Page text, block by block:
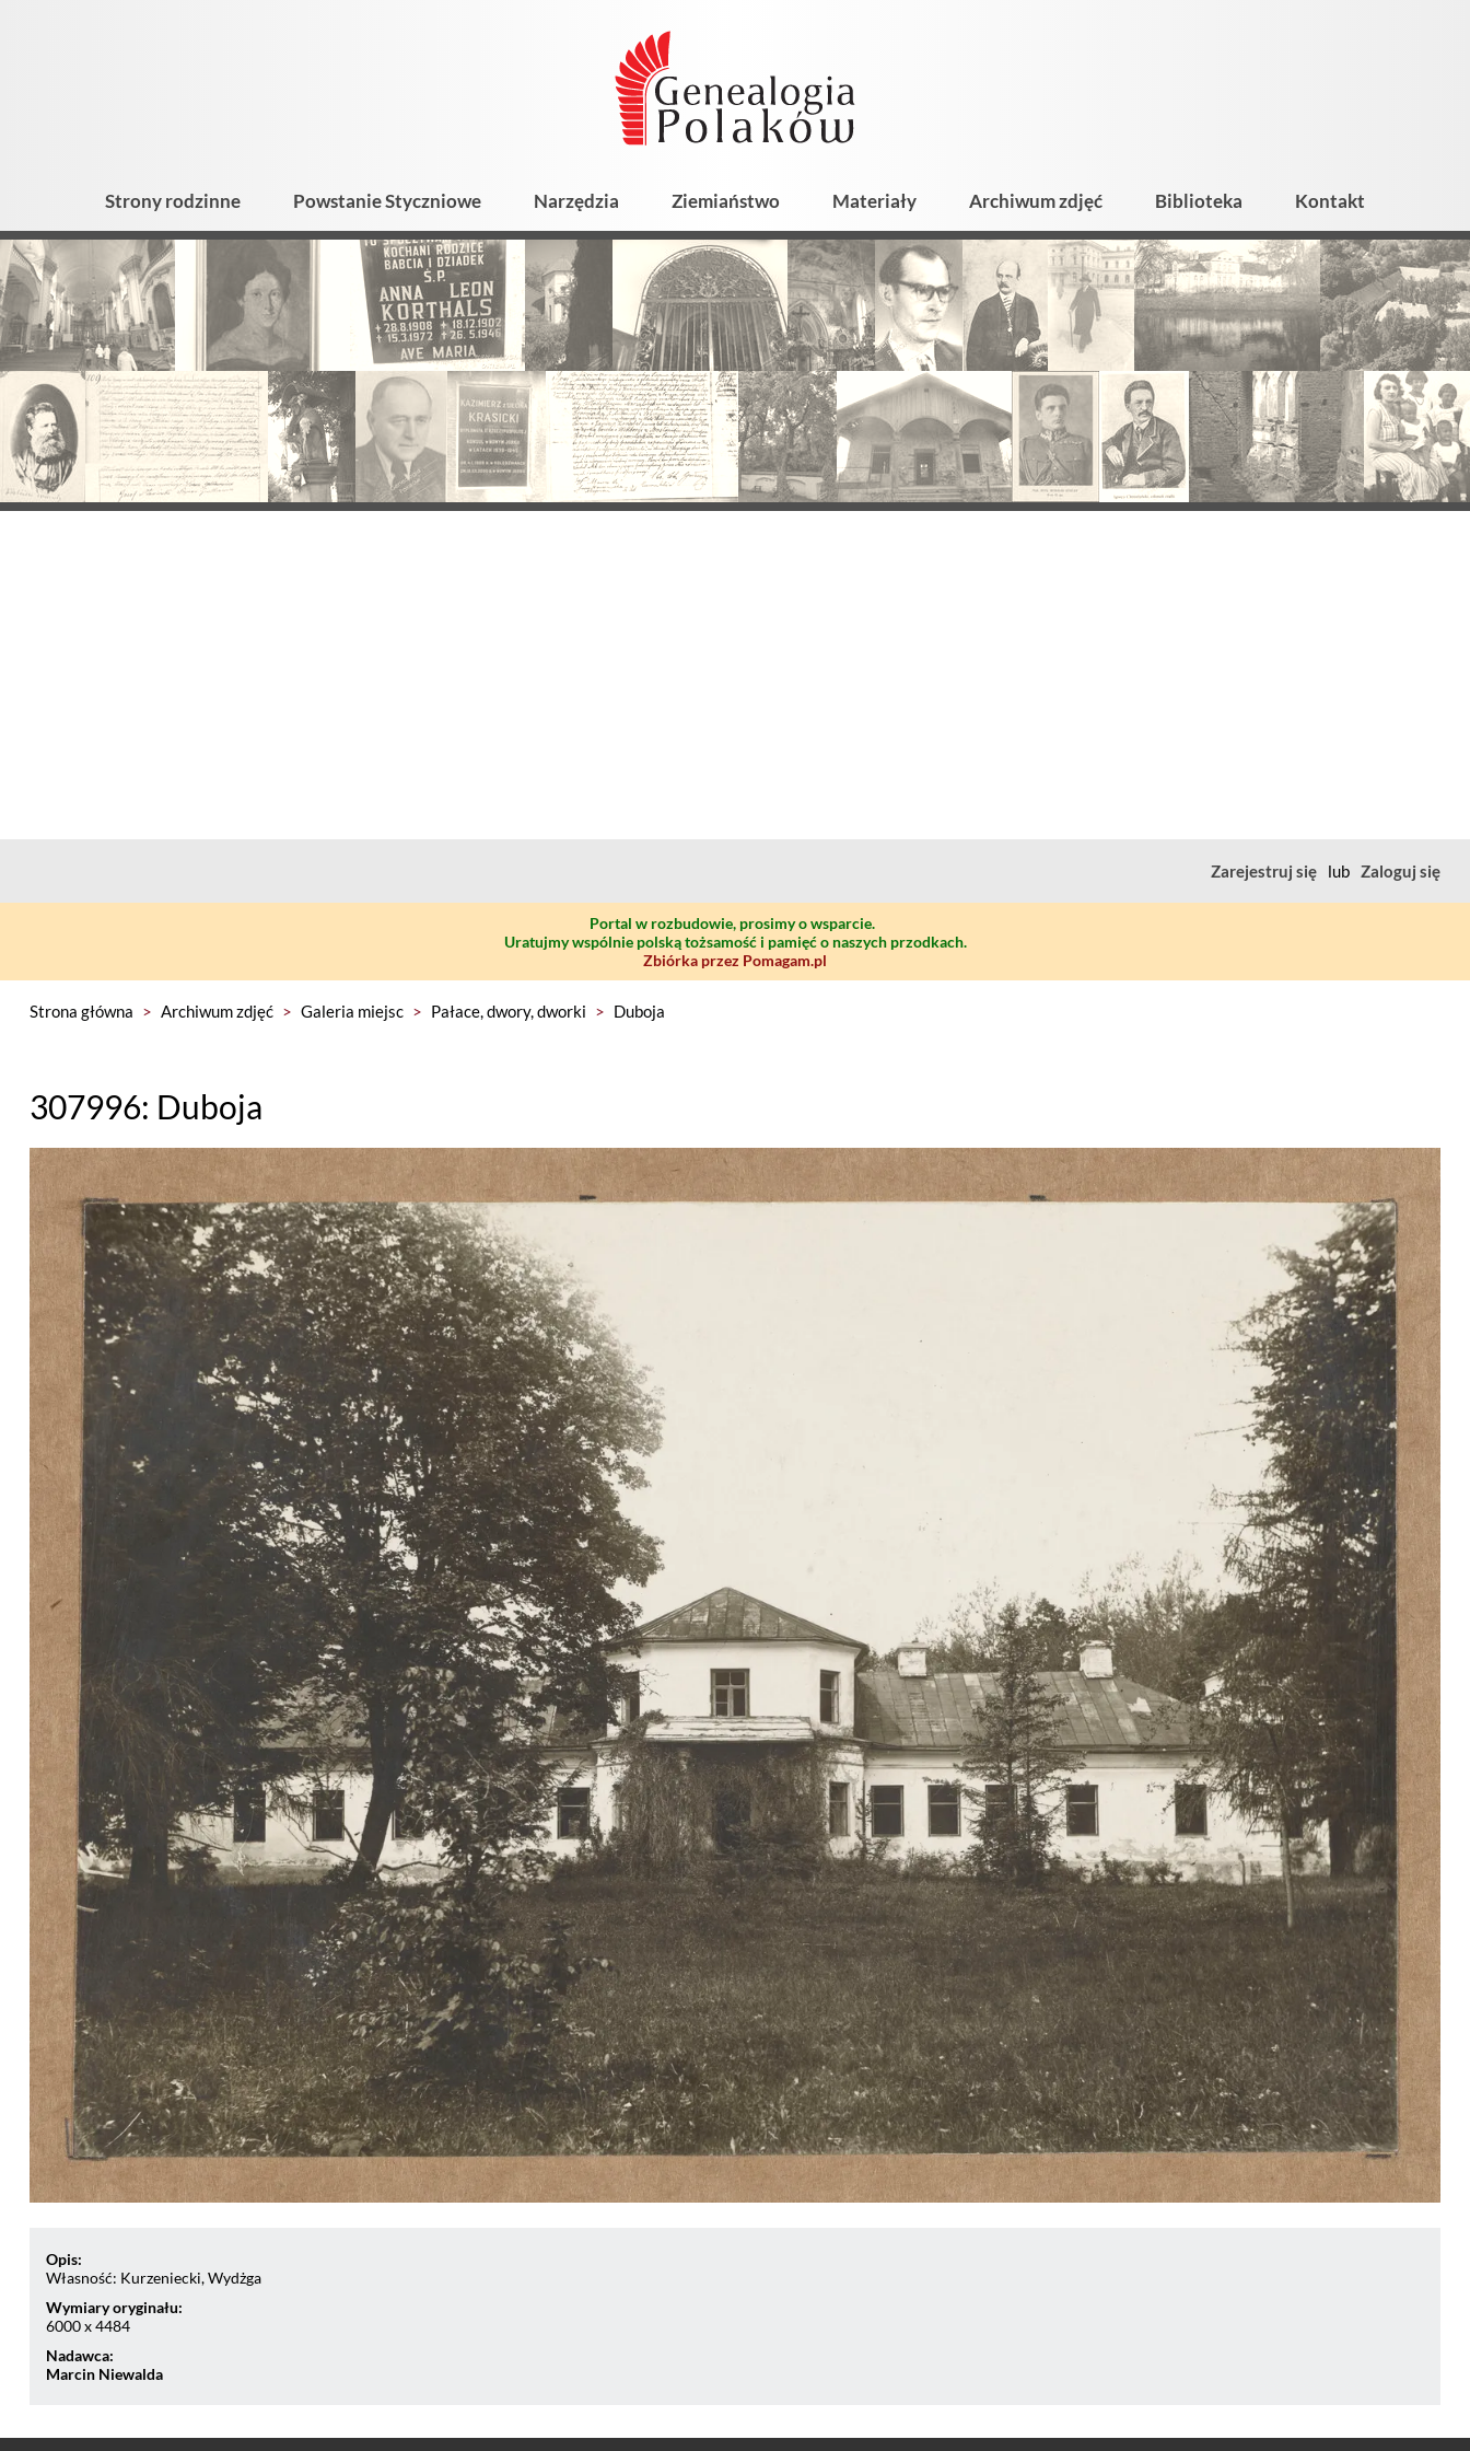
Strony rodzinne Powstanie Styczniowe Narzędzia Ziemiaństwo Materiały Archiwum zdjęć Biblioteka Kontakt
Zarejestruj się lub Zaloguj się
Portal w rozbudowie, prosimy o wsparcie.
Uratujmy wspólnie polską tożsamość i pamięć o naszych przodkach.
Zbiórka przez Pomagam.pl
Strona główna > Archiwum zdjęć > Galeria miejsc > Pałace, dwory, dworki > Duboja
307996: Duboja
Opis:
Własność: Kurzeniecki, Wydżga
Wymiary oryginału:
6000 x 4484
Nadawca:
Marcin Niewalda